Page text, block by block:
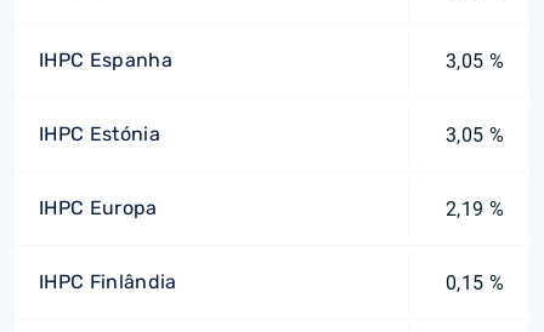
IHPC Espanha 3,05 %
IHPC Estónia 3,05 %
IHPC Europa 2,19 %
IHPC Finlândia 0,15 %